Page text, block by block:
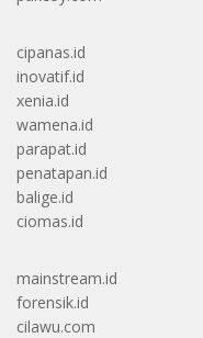
cipanas.id
inovatif.id
xenia.id
wamena.id
parapat.id
penatapan.id
balige.id
ciomas.id
mainstream.id
forensik.id
cilawu.com